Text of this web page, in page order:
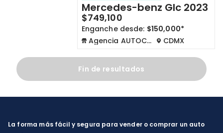
Mercedes-benz Glc 2023
$749,100
Enganche desde: $150,000*
Agencia AUTOCOM
CDMX
Fin de resultados
La forma más fácil y segura para vender o comprar un auto